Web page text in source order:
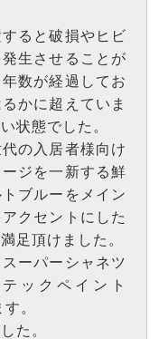
ると破損やヒビ
生させることが
数が経過してお
かに超えていま
状態でした。
の入居者様向け
ジを一新する鮮
ブルーをメイン
クセントにした
足頂けました。
ーパーシャネツ
ックペイント
。
た。